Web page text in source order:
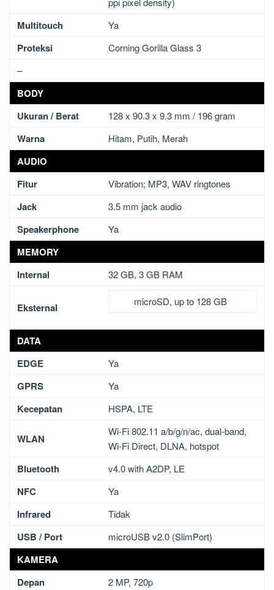
Multitouch Ya
Proteksi
Corning Gorilla Glass 3
–
BODY
Ukuran / Berat
128 x 90.3 x 9.3 mm / 196 gram
Warna Hitam, Putih, Merah
AUDIO
Fitur
Vibration; MP3, WAV ringtones
Jack 3.5 mm jack audio
Speakerphone Ya
MEMORY
Internal
32 GB, 3 GB RAM
Eksternal microSD, up to 128 GB
DATA
EDGE
Ya
GPRS Ya
Kecepatan HSPA, LTE
WLAN
Wi-Fi 802.11 a/b/g/n/ac, dual-band,
Wi-Fi Direct, DLNA, hotspot
Bluetooth v4.0 with A2DP, LE
NFC Ya
Infrared Tidak
USB / Port microUSB v2.0 (SlimPort)
KAMERA
Depan
2 MP, 720p